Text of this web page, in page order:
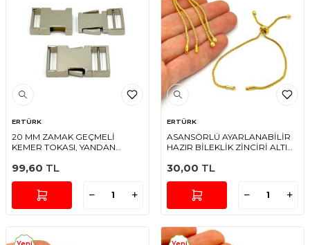
ERTÜRK
20 MM ZAMAK GEÇMELİ
KEMER TOKASI, YANDAN
KAPLAMA
99,60 TL
ERTÜRK
ASANSÖRLÜ AYARLANABİLİR
HAZIR BİLEKLİK ZİNCİRİ ALTIN
30,00 TL